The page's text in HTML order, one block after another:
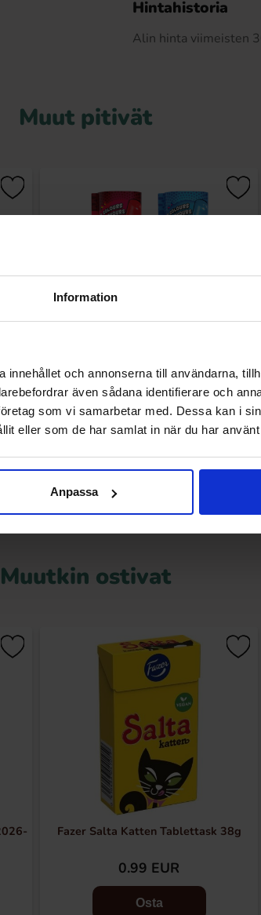
Information
och annonserna till användarna,
även sådana identifierare och
som vi samarbetar med. Dessa kan i
eller som de har samlat in när du har
Anpassa
Hintahistoria
Alin hinta viimeisten
Muut pitivät
60g
Mega Push Pop Duo 30g (1st)
1.99 EUR
Muutkin ostivat
Fazer Salta Katten Tablettask 38g
0.99 EUR
Osta